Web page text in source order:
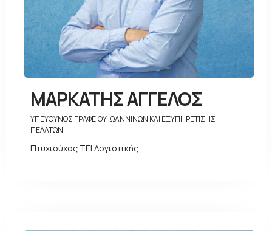
ΜΑΡΚΑΤΗΣ ΑΓΓΕΛΟΣ
ΥΠΕΥΘΥΝΟΣ ΓΡΑΦΕΙΟΥ ΙΩΑΝΝΙΝΩΝ ΚΑΙ ΕΞΥΠΗΡΕΤΙΣΗΣ
ΠΕΛΑΤΩΝ
Πτυχιούχος ΤΕΙ Λογιστικής